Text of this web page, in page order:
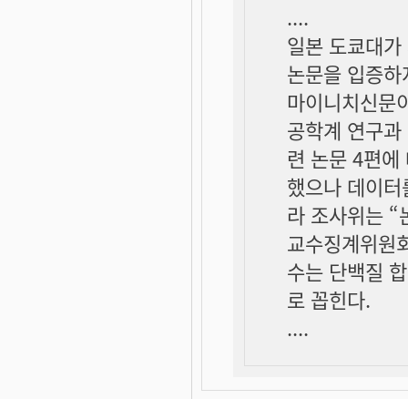
....
일본 도쿄대
논문을 입증
마이니치신문
공학계 연구
련 논문 4편
했으나 데이
라 조사위는 “
교수징계위원
수는 단백질
로 꼽힌다.
....